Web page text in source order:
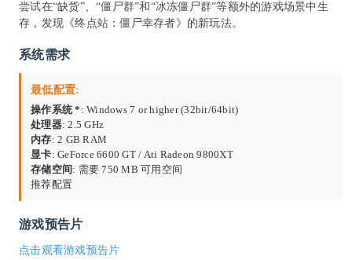
尝试在“缺货”、“僵尸群”和“冰冻僵尸群”等额外的游戏场景中生
存，发现《终点站：僵尸幸存者》的新玩法。
系统需求
最低配置:
操作系统 * : Windows 7 or higher (32bit/64bit)
处理器: 2.5 GHz
内存: 2 GB RAM
显卡: GeForce 6600 GT / Ati Radeon 9800XT
存储空间 : 需要 750 MB 可用空间
推荐配置
游戏预告片
点击观看游戏预告片